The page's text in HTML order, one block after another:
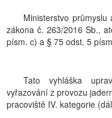
Ministerstvo
zákona č. 263/2016 Sb.,
písm. c) a § 75 odst. 5
Tato vyhláška
vyřazování z provozu
pracoviště IV. kategorie